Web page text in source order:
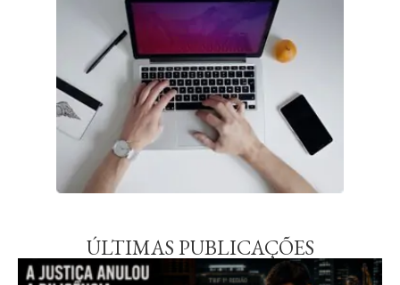
ÚLTIMAS PUBLICAÇÕES